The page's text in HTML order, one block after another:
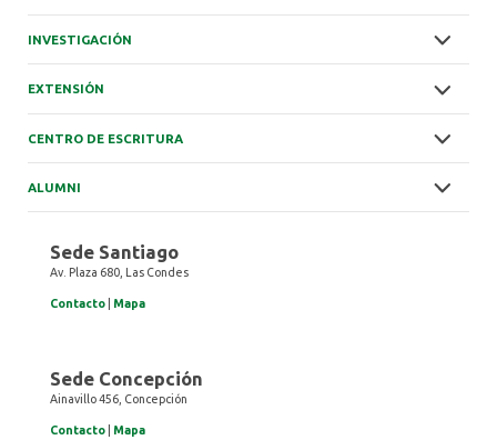
INVESTIGACIÓN
EXTENSIÓN
CENTRO DE ESCRITURA
ALUMNI
Sede Santiago
Av. Plaza 680, Las Condes
Contacto Mapa
Sede Concepción
Ainavillo 456, Concepción
Contacto Mapa